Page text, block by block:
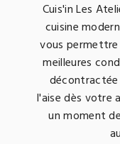
Cuis'in Les
cuisine
vous
meilleures
l'aise dès votre
un moment